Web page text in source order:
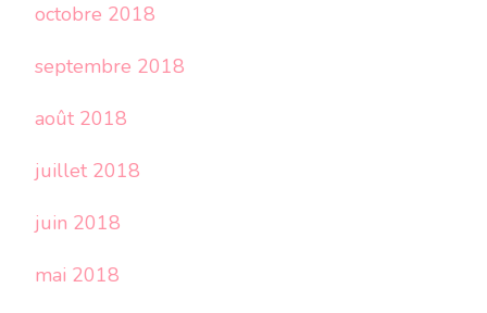
octobre 2018
septembre 2018
août 2018
juillet 2018
juin 2018
mai 2018